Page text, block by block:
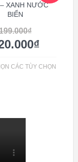
XANH NƯỚC
BIỂN
₫
₫
CÁC TÙY CHỌN